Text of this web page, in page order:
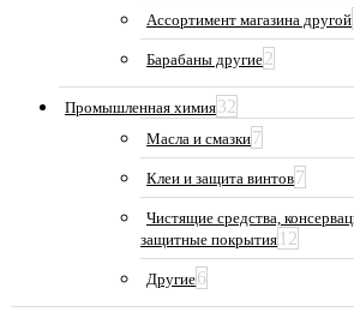
Ассортимент магазина другой
Барабаны другие2
Промышленная химия32
Масла и смазки7
Клеи и защита винтов7
Чистящие средства,
защитные покрытия 12
Другие6